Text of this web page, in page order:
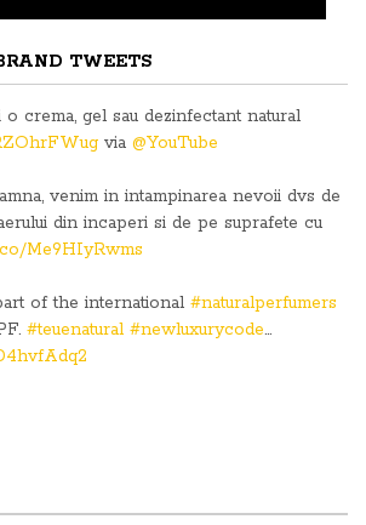
TWEETS
o crema, gel sau dezinfectant natural
via @YouTube
venim in intampinarea nevoii dvs de
din incaperi si de pe suprafete cu
Me9HIyRwms
of the international #naturalperfumers
#teuenatural #newluxurycode…